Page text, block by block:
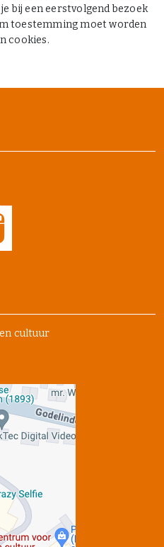
bij een eerstvolgend bezoek
toestemming moet worden
cookies.
cultuur